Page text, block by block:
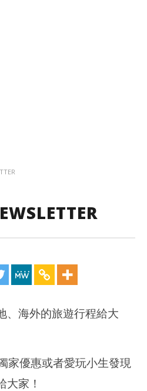
、海外的旅遊行程給大
家優惠或者愛玩小生發現
大家！